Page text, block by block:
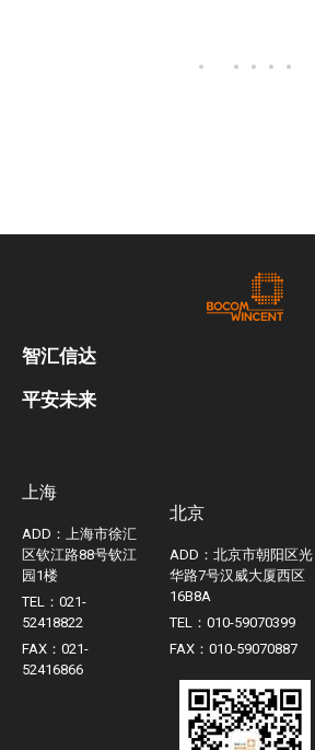
智汇信达
平安未来
上海
ADD：上海市徐汇
区钦江路88号钦江
园1楼
TEL：021-
52418822
FAX：021-
52416866
北京
ADD：北京市朝阳区光
华路7号汉威大厦西区
16B8A
TEL：010-59070399
FAX：010-59070887